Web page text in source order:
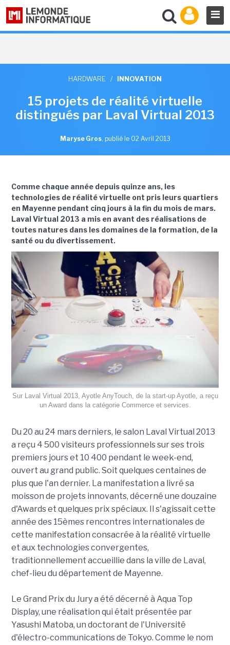
HARDWARE / INNOVATION
15 projets de réalité virtuelle
distingués par Laval Virtual 2013
Maryse Gros, publié le 02 Avril 2013
Comme chaque année depuis quinze ans, les
technologies de réalité virtuelle ont pris leurs quartiers
en Mayenne pendant cinq jours à la fin du mois de mars.
Laval Virtual 2013 a mis en avant des réalisations de
toutes natures dans les domaines de la formation, de la
santé ou du divertissement.
Sur Laval Virtual 2013, Ayotle AnyTouch, de la start-up Ayotle, a reçu
un Award dans la catégorie Commerce et services.
Du 20 au 24 mars derniers, le salon Laval Virtual 2013
a reçu 4 500 visiteurs professionnels sur ses trois
premiers jours et 10 400 pendant le week-end,
ouvert au grand public. Soit quelques centaines de
plus que l'an dernier. La manifestation a livré sa
moisson de projets innovants, décerné une douzaine
d'Awards et quelques prix spéciaux. Il s'agissait cette
année des 15èmes rencontres internationales de
cette manifestation consacrée à la réalité virtuelle
et aux technologies convergentes,
traditionnellement accueillie dans la ville de Laval,
chef-lieu du département de Mayenne.
Le Grand Prix du Jury a été décerné à Aqua Top
Display, une réalisation qui était présentée par
Yasushi Matoba, un doctorant de l'Université
d'électro-communications de Tokyo. Comme le nom